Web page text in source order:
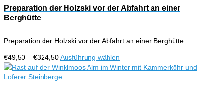
Produktseite
€324,50
mehrere
Varianten
Optionen
auf
der
Preparation der Holzski vor der Abfahrt an einer
Berghütte
Preparation der Holzski vor der Abfahrt an einer Berghütte
€49,50 – €324,50Preisspanne:
€49,50
bis
Ausführung wählen
Produkt